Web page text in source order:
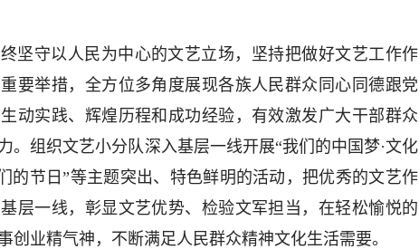
坚守以人民为中心的文艺立场，坚持把做好文艺工作作
要举措，全方位多角度展现各族人民群众同心同德跟党
动实践、辉煌历程和成功经验，有效激发广大干部群众
。组织文艺小分队深入基层一线开展“我们的中国梦·文化
的节日”等主题突出、特色鲜明的活动，把优秀的文艺作
层一线，彰显文艺优势、检验文军担当，在轻松愉悦的
创业精气神，不断满足人民群众精神文化生活需要。